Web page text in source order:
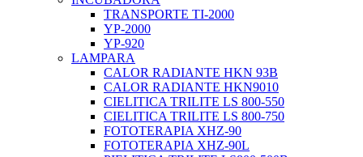
TRANSPORTE TI-2000
YP-2000
YP-920
LAMPARA
CALOR RADIANTE HKN 93B
CALOR RADIANTE HKN9010
CIELITICA TRILITE LS 800-550
CIELITICA TRILITE LS 800-750
FOTOTERAPIA XHZ-90
FOTOTERAPIA XHZ-90L